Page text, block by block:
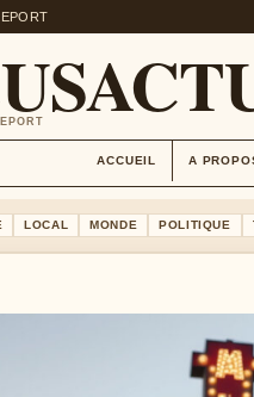
ACCUEIL A
LOCAL MONDE POLITIQUE